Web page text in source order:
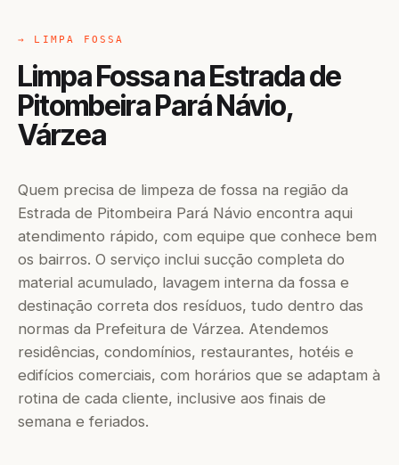
→ LIMPA FOSSA
Limpa Fossa na Estrada de
Pitombeira Pará Návio,
Várzea
Quem precisa de limpeza de fossa na região da
Estrada de Pitombeira Pará Návio encontra aqui
atendimento rápido, com equipe que conhece bem
os bairros. O serviço inclui sucção completa do
material acumulado, lavagem interna da fossa e
destinação correta dos resíduos, tudo dentro das
normas da Prefeitura de Várzea. Atendemos
residências, condomínios, restaurantes, hotéis e
edifícios comerciais, com horários que se adaptam à
rotina de cada cliente, inclusive aos finais de
semana e feriados.